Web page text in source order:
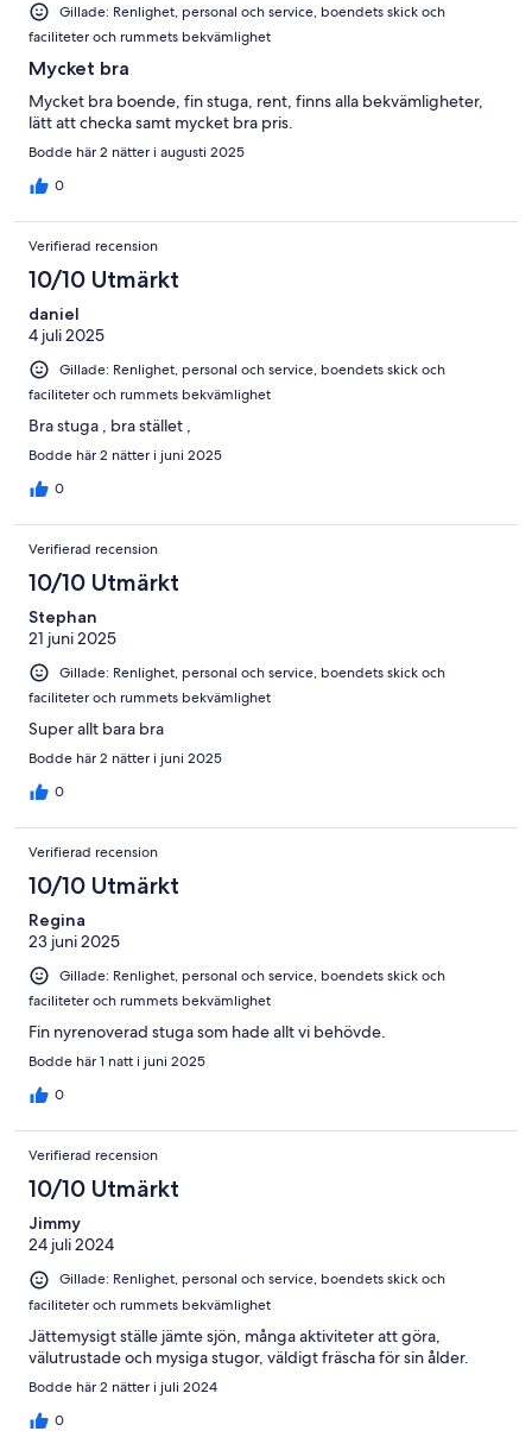
Gillade: Renlighet, personal och service, boendets skick och
faciliteter och rummets bekvämlighet
Mycket bra
Mycket bra boende, fin stuga, rent, finns alla bekvämligheter,
lätt att checka samt mycket bra pris.
Bodde här 2 nätter i augusti 2025
0
Verifierad recension
10/10 Utmärkt
daniel
4 juli 2025
Gillade: Renlighet, personal och service, boendets skick och
faciliteter och rummets bekvämlighet
Bra stuga , bra stället ,
Bodde här 2 nätter i juni 2025
0
Verifierad recension
10/10 Utmärkt
Stephan
21 juni 2025
Gillade: Renlighet, personal och service, boendets skick och
faciliteter och rummets bekvämlighet
Super allt bara bra
Bodde här 2 nätter i juni 2025
0
Verifierad recension
10/10 Utmärkt
Regina
23 juni 2025
Gillade: Renlighet, personal och service, boendets skick och
faciliteter och rummets bekvämlighet
Fin nyrenoverad stuga som hade allt vi behövde.
Bodde här 1 natt i juni 2025
0
Verifierad recension
10/10 Utmärkt
Jimmy
24 juli 2024
Gillade: Renlighet, personal och service, boendets skick och
faciliteter och rummets bekvämlighet
Jättemysigt ställe jämte sjön, många aktiviteter att göra,
välutrustade och mysiga stugor, väldigt fräscha för sin ålder.
Bodde här 2 nätter i juli 2024
0